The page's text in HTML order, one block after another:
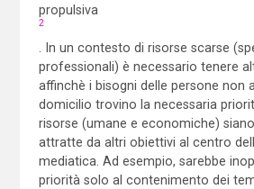
propulsiva
2
. In un contesto di risorse scarse
professionali) è necessario tenere
affinchè i bisogni delle persone non
domicilio trovino la necessaria
risorse (umane e economiche)
attratte da altri obiettivi al centro
mediatica. Ad esempio, sarebbe
priorità solo al contenimento dei